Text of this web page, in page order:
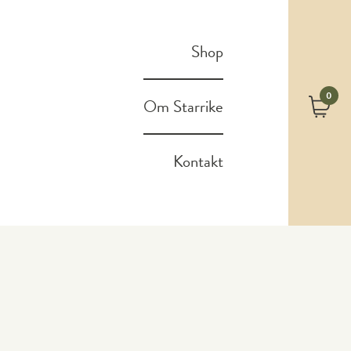
Shop
Om Starrike
Kontakt
0